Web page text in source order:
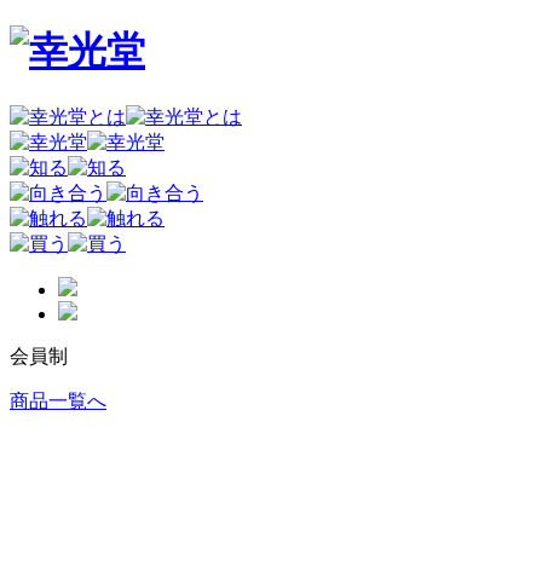
会員制
商品一覧へ